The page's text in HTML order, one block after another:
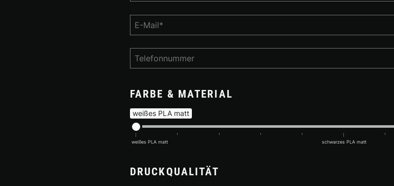
FARBE & MATERIAL
weißes PLA matt
weißes PLA matt schwarzes PLA matt
DRUCKQUALITÄT